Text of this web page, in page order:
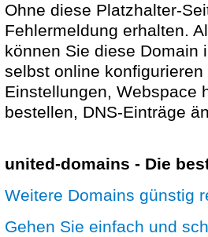
Ohne diese Platzhalter-
Fehlermeldung erhalten.
können Sie diese Domain
selbst online
Einstellungen, Webspace
bestellen, DNS-Einträge
united-domains - Die
Weitere Domains günstig
Gehen Sie einfach und